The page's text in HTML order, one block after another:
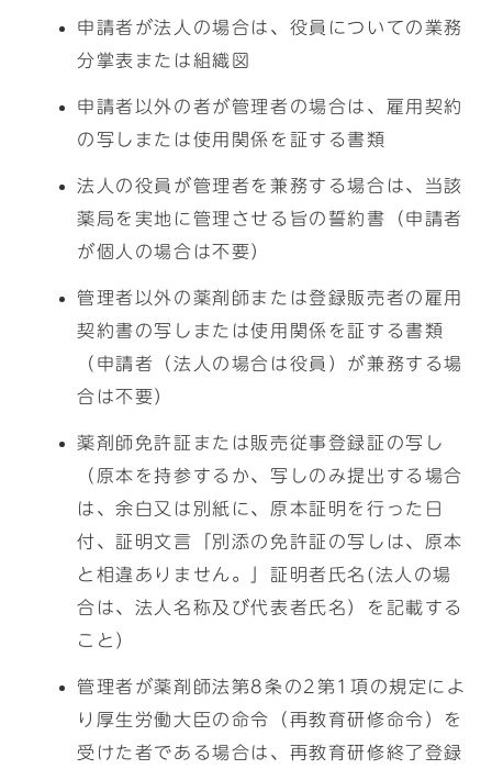
申請者が法人の場合は、役員についての業務
分掌表または組織図
申請者以外の者が管理者の場合は、雇用契約
の写しまたは使用関係を証する書類
法人の役員が管理者を兼務する場合は、当該
薬局を実地に管理させる旨の誓約書（申請者
が個人の場合は不要）
管理者以外の薬剤師または登録販売者の雇用
契約書の写しまたは使用関係を証する書類
（申請者（法人の場合は役員）が兼務する場
合は不要）
薬剤師免許証または販売従事登録証の写し
（原本を持参するか、写しのみ提出する場合
は、余白又は別紙に、原本証明を行った日
付、証明文言「別添の免許証の写しは、原本
と相違ありません。」証明者氏名(法人の場
合は、法人名称及び代表者氏名）を記載する
こと）
管理者が薬剤師法第8条の2第1項の規定によ
り厚生労働大臣の命令（再教育研修命令）を
受けた者である場合は、再教育研修終了登録